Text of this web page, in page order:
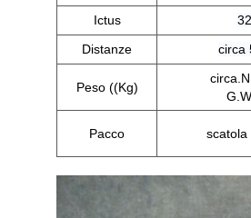
Ictus
Distanze
circa
Peso ((Kg)
Pacco scatola